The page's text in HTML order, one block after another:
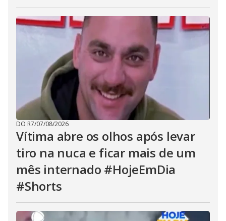
DO R7/07/08/2026
Vítima abre os olhos após levar
tiro na nuca e ficar mais de um
mês internado #HojeEmDia
#Shorts